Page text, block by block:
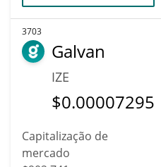
3703
Galvan
IZE
$0.00007295
Capitalização de
mercado